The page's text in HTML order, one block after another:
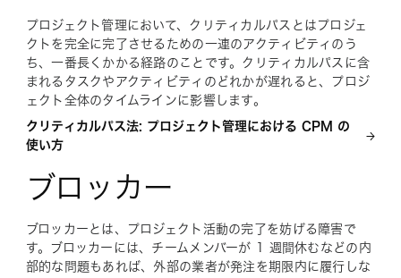
プロジェクト管理において、クリティカルパスとはプロジェ
クトを完全に完了させるための一連のアクティビティのう
ち、一番長くかかる経路のことです。クリティカルパスに含
まれるタスクやアクティビティのどれかが遅れると、プロジ
ェクト全体のタイムラインに影響します。
クリティカルパス法: プロジェクト管理における CPM の
使い方
ブロッカー
ブロッカーとは、プロジェクト活動の完了を妨げる障害で
す。ブロッカーには、チームメンバーが 1 週間休むなどの内
部的な問題もあれば、外部の業者が発注を期限内に履行しな